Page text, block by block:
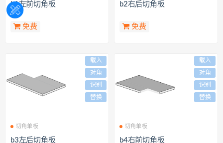
b1左前切角板
免费
b2右后切角板
免费
载入
对角
识别
替换
切角单板
b3左后切角板
载入
对角
识别
替换
切角单板
b4右前切角板